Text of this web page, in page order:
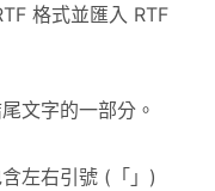
格式並匯入 RTF
文字的一部分。
左右引號 (「」)